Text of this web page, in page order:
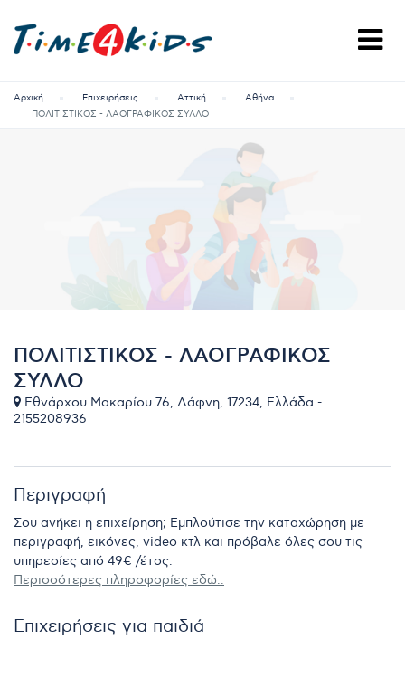
Αρχική Επιχειρήσεις Αττική
Αθήνα
ΠΟΛΙΤΙΣΤΙΚΟΣ - ΛΑΟΓΡΑΦΙΚΟΣ ΣΥΛΛΟ
ΠΟΛΙΤΙΣΤΙΚΟΣ - ΛΑΟΓΡΑΦΙΚΟΣ
ΣΥΛΛΟ
Εθνάρχου Μακαρίου 76, Δάφνη, 17234, Ελλάδα -
2155208936
Περιγραφή
Σου ανήκει η επιχείρηση; Εμπλούτισε την καταχώρηση με
περιγραφή, εικόνες, video κτλ και πρόβαλε όλες σου τις
υπηρεσίες από 49€ /έτος.
Περισσότερες πληροφορίες εδώ..
Επιχειρήσεις για παιδιά